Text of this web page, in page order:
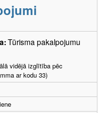
Tūrisma pakalpojumu
vidējā izglītība pēc
ar kodu 33)